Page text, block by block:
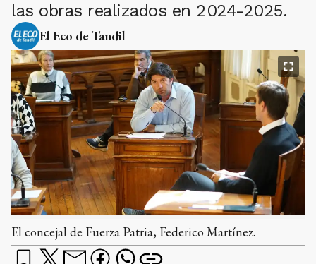
las obras realizados en 2024-2025.
El Eco de Tandil
El concejal de Fuerza Patria, Federico Martínez.